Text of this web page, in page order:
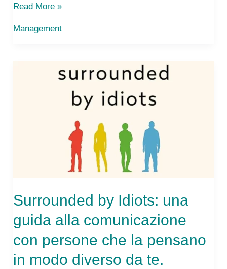
Perchè
Read More »
Management
Surrounded by Idiots: una
guida alla comunicazione
con persone che la pensano
in modo diverso da te.